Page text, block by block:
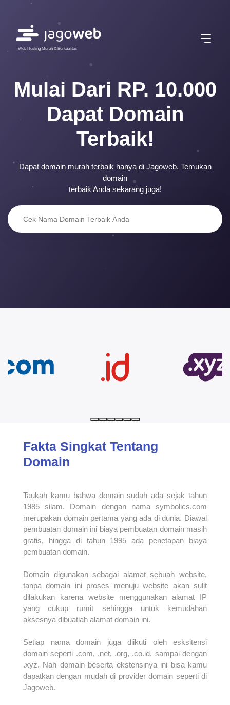
Web Hosting Murah & Berkualitas
Mulai Dari RP. 10.000
Dapat Domain
Terbaik!
Dapat domain murah terbaik hanya di Jagoweb. Temukan
domain
terbaik Anda sekarang juga!
Fakta Singkat Tentang
Domain
Taukah kamu bahwa domain sudah ada sejak tahun
1985 silam. Domain dengan nama symbolics.com
merupakan domain pertama yang ada di dunia. Diawal
pembuatan domain ini biaya pembuatan domain masih
gratis, hingga di tahun 1995 ada penetapan biaya
pembuatan domain.
Domain digunakan sebagai alamat sebuah website,
tanpa domain ini proses menuju website akan sulit
dilakukan karena website menggunakan alamat IP
yang cukup rumit sehingga untuk kemudahan
aksesnya dibuatlah alamat domain ini.
Setiap nama domain juga diikuti oleh esksitensi
domain seperti .com, .net, .org, .co.id, sampai dengan
.xyz. Nah domain beserta ekstensinya ini bisa kamu
dapatkan dengan mudah di provider domain seperti di
Jagoweb.